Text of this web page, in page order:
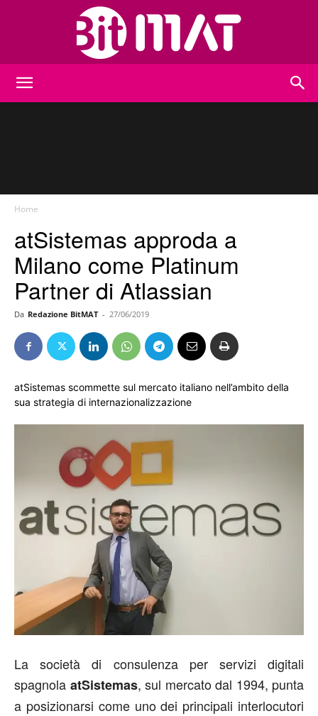
Home
atSistemas approda a
Milano come Platinum
Partner di Atlassian
Da Redazione BitMAT - 27/06/2019
atSistemas scommette sul mercato italiano nell’ambito della
sua strategia di internazionalizzazione
La società di consulenza per servizi digitali
spagnola atSistemas, sul mercato dal 1994, punta
a posizionarsi come uno dei principali interlocutori